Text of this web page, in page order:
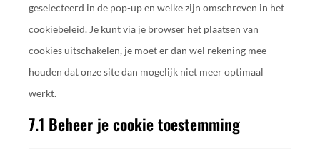
geselecteerd in de pop-up en welke zijn omschreven in het
cookiebeleid. Je kunt via je browser het plaatsen van
cookies uitschakelen, je moet er dan wel rekening mee
houden dat onze site dan mogelijk niet meer optimaal
werkt.
7.1 Beheer je cookie toestemming